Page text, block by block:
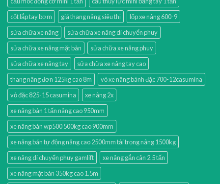
cốt lắp tay bơm
giá thang nâng siêu thị
lốp xe nâng 600-9
sửa chữa xe nâng
sửa chữa xe nâng di chuyển phuy
sửa chữa xe nâng mặt bàn
sửa chữa xe nâng phuy
sửa chữa xe nâng tay
sửa chữa xe nâng tay cao
thang nâng đơn 125kg cao 8m
vỏ xe nâng bánh đặc 700-12casumina
vỏ đặc 825-15 casumina
xe nâng 2x
xe nâng bàn 1 tấn nâng cao 950mm
xe nâng bàn wp500 500kg cao 900mm
xe nâng bán tự động nâng cao 2500mm tải trọng nâng 1500kg
xe nâng di chuyển phuy gamlift
xe nâng gắn cân 2.5 tấn
xe nâng mặt bàn 350kg cao 1.5m